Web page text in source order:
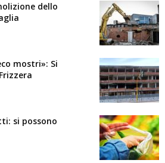
dello
mostri»: Si
si possono